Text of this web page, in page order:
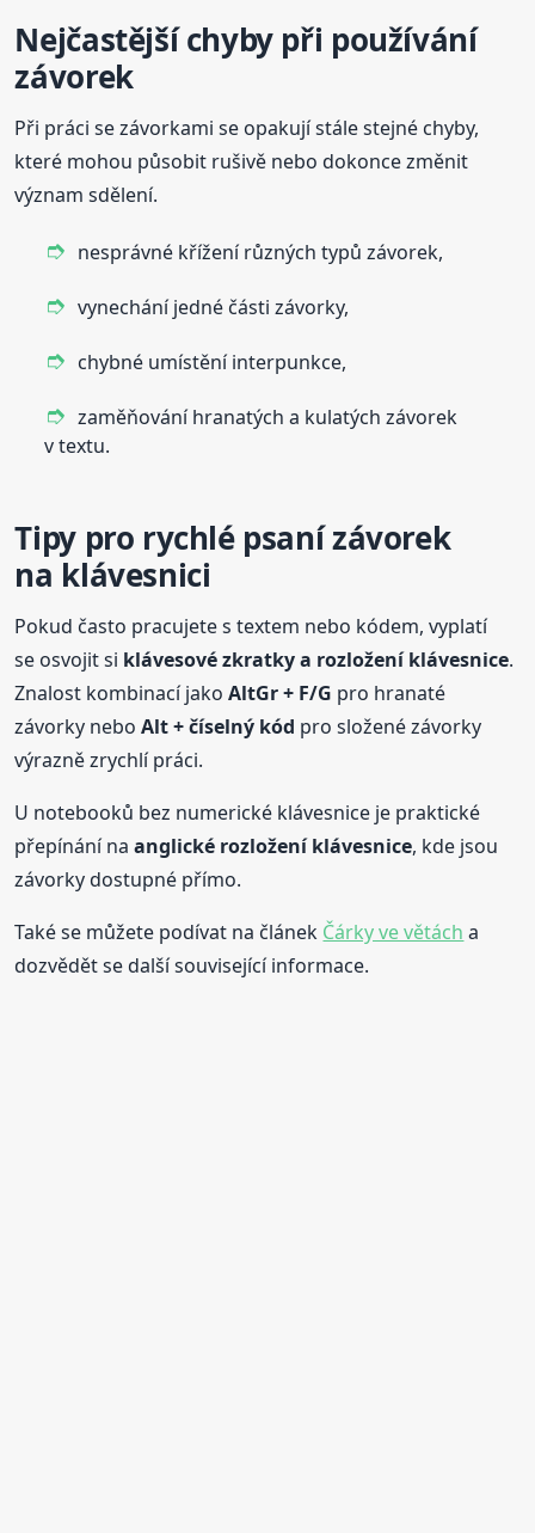
Nejčastější chyby při používání
závorek
Při práci se závorkami se opakují stále stejné chyby,
které mohou působit rušivě nebo dokonce změnit
význam sdělení.
nesprávné křížení různých typů závorek,
vynechání jedné části závorky,
chybné umístění interpunkce,
zaměňování hranatých a kulatých závorek
v textu.
Tipy pro rychlé psaní závorek
na klávesnici
Pokud často pracujete s textem nebo kódem, vyplatí
se osvojit si klávesové zkratky a rozložení klávesnice.
Znalost kombinací jakoAltGr + F/G pro hranaté
závorky neboAlt + číselný kód pro složené závorky
výrazně zrychlí práci.
U notebooků bez numerické klávesnice je praktické
přepínání naanglické rozložení klávesnice, kde jsou
závorky dostupné přímo.
Také se můžete podívat na článek Čárky ve větách a
dozvědět se další související informace.